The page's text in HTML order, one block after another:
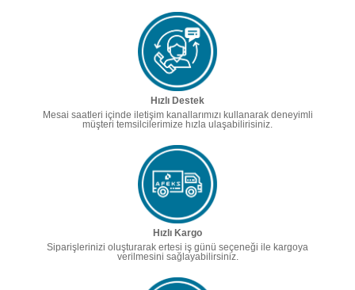
Hızlı Destek
Mesai saatleri içinde iletişim kanallarımızı kullanarak deneyimli
müşteri temsilcilerimize hızla ulaşabilirisiniz.
Hızlı Kargo
Siparişlerinizi oluşturarak ertesi iş günü seçeneği ile kargoya
verilmesini sağlayabilirsiniz.